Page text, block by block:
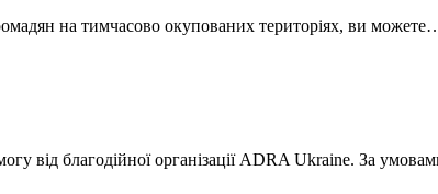
на тимчасово окупованих територіях, ви
від благодійної організації ADRA Ukraine. За